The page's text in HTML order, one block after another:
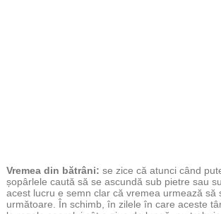
Vremea din bătrâni: se zice că atunci când
șopârlele caută să se ascundă sub pietre sau
acest lucru e semn clar că vremea urmează să
următoare. În schimb, în zilele în care aceste